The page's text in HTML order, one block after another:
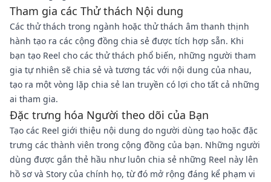
Tham gia các Thử thách Nội dung
Các thử thách trong ngành hoặc thử thách âm thanh thịnh
hành tạo ra các cộng đồng chia sẻ được tích hợp sẵn. Khi
bạn tạo Reel cho các thử thách phổ biến, những người tham
gia tự nhiên sẽ chia sẻ và tương tác với nội dung của nhau,
tạo ra một vòng lặp chia sẻ lan truyền có lợi cho tất cả những
ai tham gia.
Đặc trưng hóa Người theo dõi của Bạn
Tạo các Reel giới thiệu nội dung do người dùng tạo hoặc đặc
trưng các thành viên trong cộng đồng của bạn. Những người
dùng được gắn thẻ hầu như luôn chia sẻ những Reel này lên
hồ sơ và Story của chính họ, từ đó mở rộng đáng kể phạm vi